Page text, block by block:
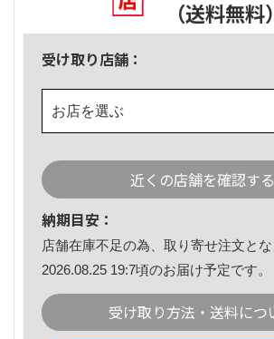
（送料無料）
受け取り店舗：
お店を選ぶ
近くの店舗を確認する
納期目安：
店舗在庫不足の為、取り寄せ注文とな
2026.08.25 19:7頃のお届け予定です。
受け取り方法・送料につ